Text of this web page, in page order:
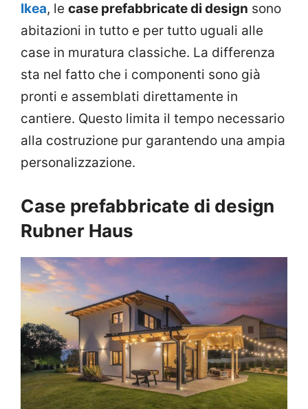
Ikea, le case prefabbricate di design sono
abitazioni in tutto e per tutto uguali alle
case in muratura classiche. La differenza
sta nel fatto che i componenti sono già
pronti e assemblati direttamente in
cantiere. Questo limita il tempo necessario
alla costruzione pur garantendo una ampia
personalizzazione.
Case prefabbricate di design
Rubner Haus